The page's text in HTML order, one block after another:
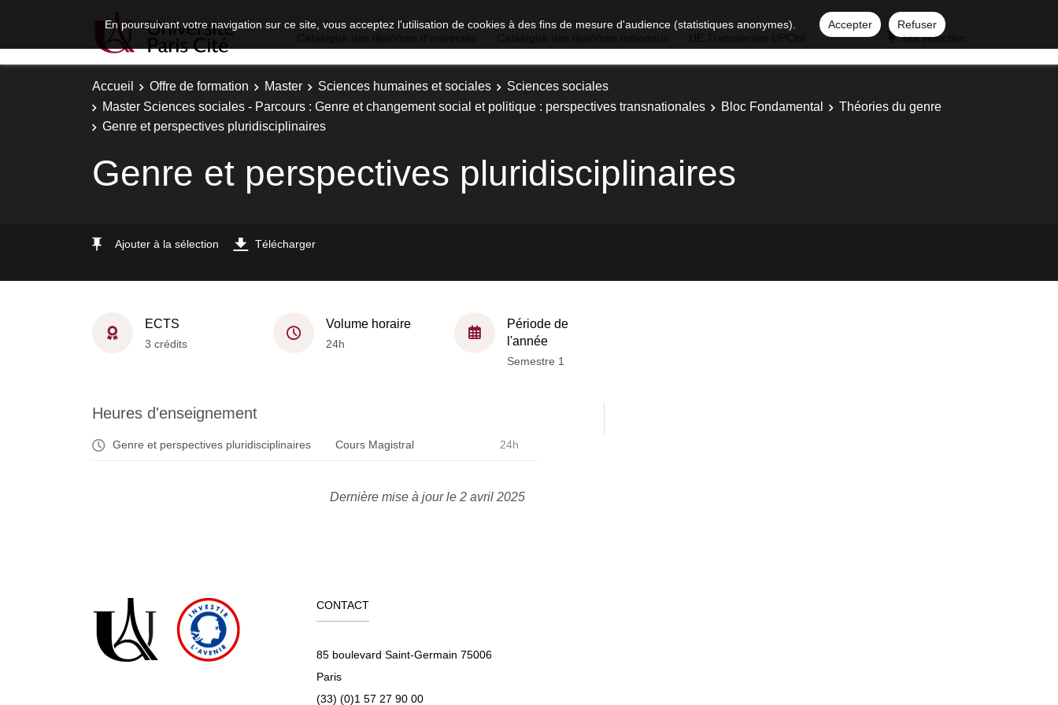
En poursuivant votre navigation sur ce site, vous acceptez l'utilisation de cookies à des fins de mesure d'audience (statistiques anonymes). Accepter
Refuser
Ma sélection
Accueil Offre de formation Master Sciences humaines et sociales
Sciences sociales
Master Sciences sociales - Parcours : Genre et changement social et politique : perspectives transnationales
Bloc Fondamental
Théories du genre
Genre et perspectives pluridisciplinaires
Genre et perspectives pluridisciplinaires
Ajouter à la sélection Télécharger
ECTS
3 crédits
Volume horaire
24h
Période de
l'année
Semestre 1
Heures d'enseignement
Genre et perspectives pluridisciplinaires Cours Magistral 24h
Dernière mise à jour le 2 avril 2025
CONTACT
85 boulevard Saint-Germain 75006
Paris
(33) (0)1 57 27 90 00